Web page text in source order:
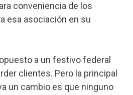
conveniencia de los
esa asociación en su
a un festivo federal
clientes. Pero la principal
un cambio es que ninguno